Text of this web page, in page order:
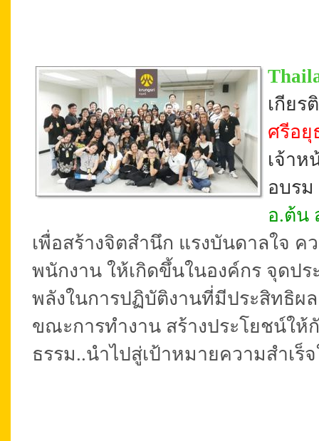
เกียร
ศรีอ
เจ้าห
อบรม
อ.ต้น
เพื่อสร้างจิตสำนึก แรงบันดาลใจ
พนักงาน ให้เกิดขึ้นในองค์กร จุดป
พลังในการปฏิบัติงานที่มีประสิทธิผ
ขณะการทำงาน สร้างประโยชน์ให้
ธรรม..นำไปสู่เป้าหมายความสำเ